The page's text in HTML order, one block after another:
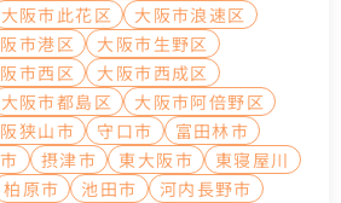
大阪市此花区
大阪市浪速区
市港区
大阪市生野区
市西区
大阪市西成区
大阪市都島区
大阪市阿倍野区
狭山市 守口市
富田林市
摂津市 東大阪市
東寝屋川
柏原市 池田市
河内長野市